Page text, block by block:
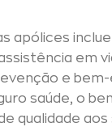
apólices
em
e bem-
saúde, o
qualidade